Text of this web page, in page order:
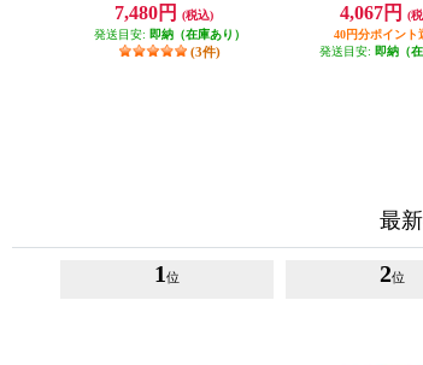
くりシール 付き）
7,480円
(税込)
発送目安: 即納（在庫あり）
(3件)
4,067円
(
40円分ポイント
発送目安: 即納（在
最
1 位 2位